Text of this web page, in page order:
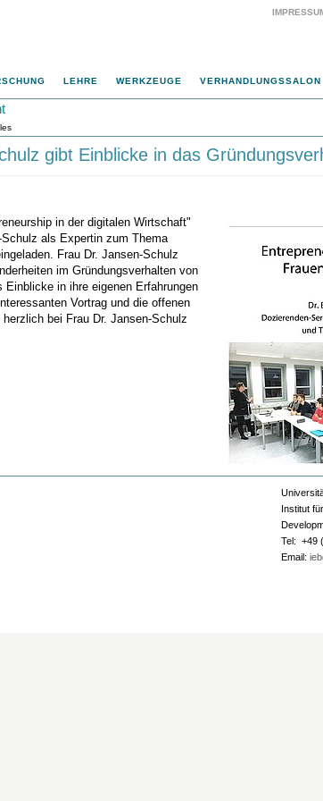
LEHRE WERKZEUGE VERHANDLUNGSSALON
gibt Einblicke in das
in der digitalen Wirtschaft"
als Expertin zum Thema
Frau Dr. Jansen-Schulz
im Gründungsverhalten von
Einblicke in ihre eigenen Erfahrungen
Vortrag und die offenen
bei Frau Dr. Jansen-Schulz
Institut
Tel: +49
Email: